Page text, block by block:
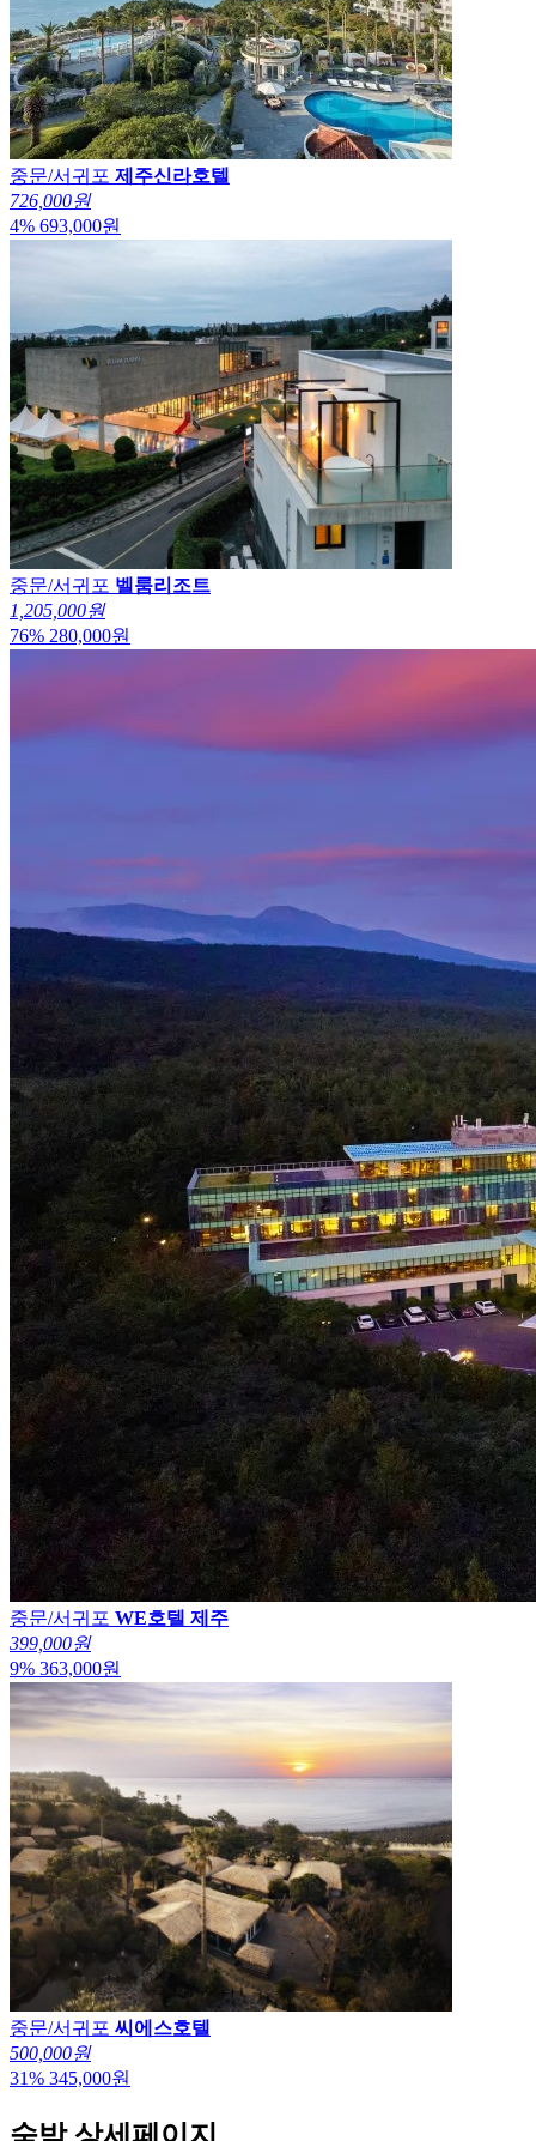
중문/서귀포 제주신라호텔
726,000원
4% 693,000원
중문/서귀포 벨룸리조트
1,205,000원
76% 280,000원
중문/서귀포 WE호텔 제주
399,000원
9% 363,000원
중문/서귀포 씨에스호텔
500,000원
31% 345,000원